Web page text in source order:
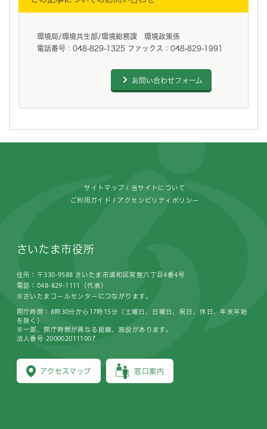
環境局/環境共生部/環境総務課 環境政策係
電話番号：048-829-1325 ファックス：048-829-1991
お問い合わせフォーム
サイトマップ 当サイトについて
ご利用ガイド アクセシビリティポリシー
さいたま市役所
住所：〒330-9588 さいたま市浦和区常盤六丁目4番4号
電話：048-829-1111（代表）
※さいたまコールセンターにつながります。
アクセスマップ 窓口案内
開庁時間：8時30分から17時15分（土曜日、日曜日、祝日、休日、年末年始
を除く）
※一部、開庁時間が異なる組織、施設があります。
法人番号 2000020111007